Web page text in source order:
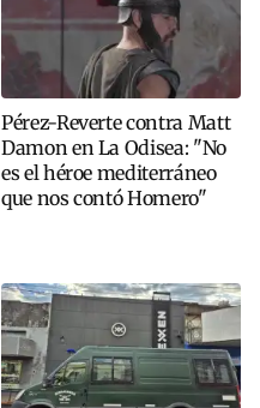
Pérez-Reverte contra Matt
Damon en La Odisea: "No
es el héroe mediterráneo
que nos contó Homero"